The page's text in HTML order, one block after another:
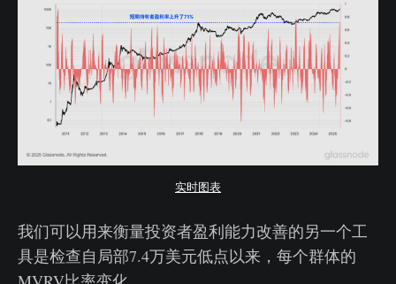
实时图表
我们可以用来衡量投资者盈利能力改善的另一个工
具是检查自局部7.4万美元低点以来，每个群体的